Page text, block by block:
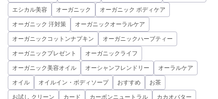
エシカル美容 オーガニック オーガニック ボディケア
オーガニック 汗対策 オーガニックオーラルケア
オーガニックコットンナプキン オーガニックハーブティー
オーガニックプレゼント オーガニックライフ
オーガニック美容オイル オーシャンフレンドリー オーラルケア
オイル オイルイン・ボディソープ おすすめ お茶
お試し クリーン カード カーボンニュートラル カカオバター